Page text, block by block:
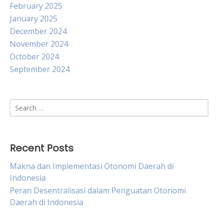
February 2025
January 2025
December 2024
November 2024
October 2024
September 2024
Search
for:
Recent Posts
Makna dan Implementasi Otonomi Daerah di
Indonesia
Peran Desentralisasi dalam Penguatan Otonomi
Daerah di Indonesia